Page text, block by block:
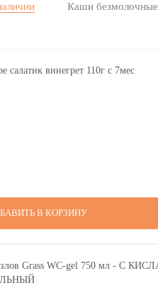
Каши безмолочные
В КОРЗИНУ